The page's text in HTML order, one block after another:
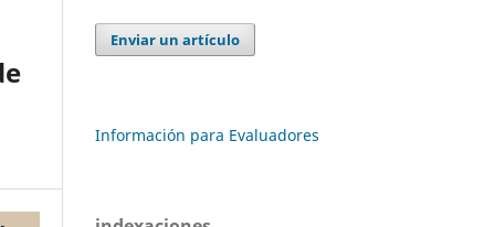
Enviar un artículo
Información para Evaluadores